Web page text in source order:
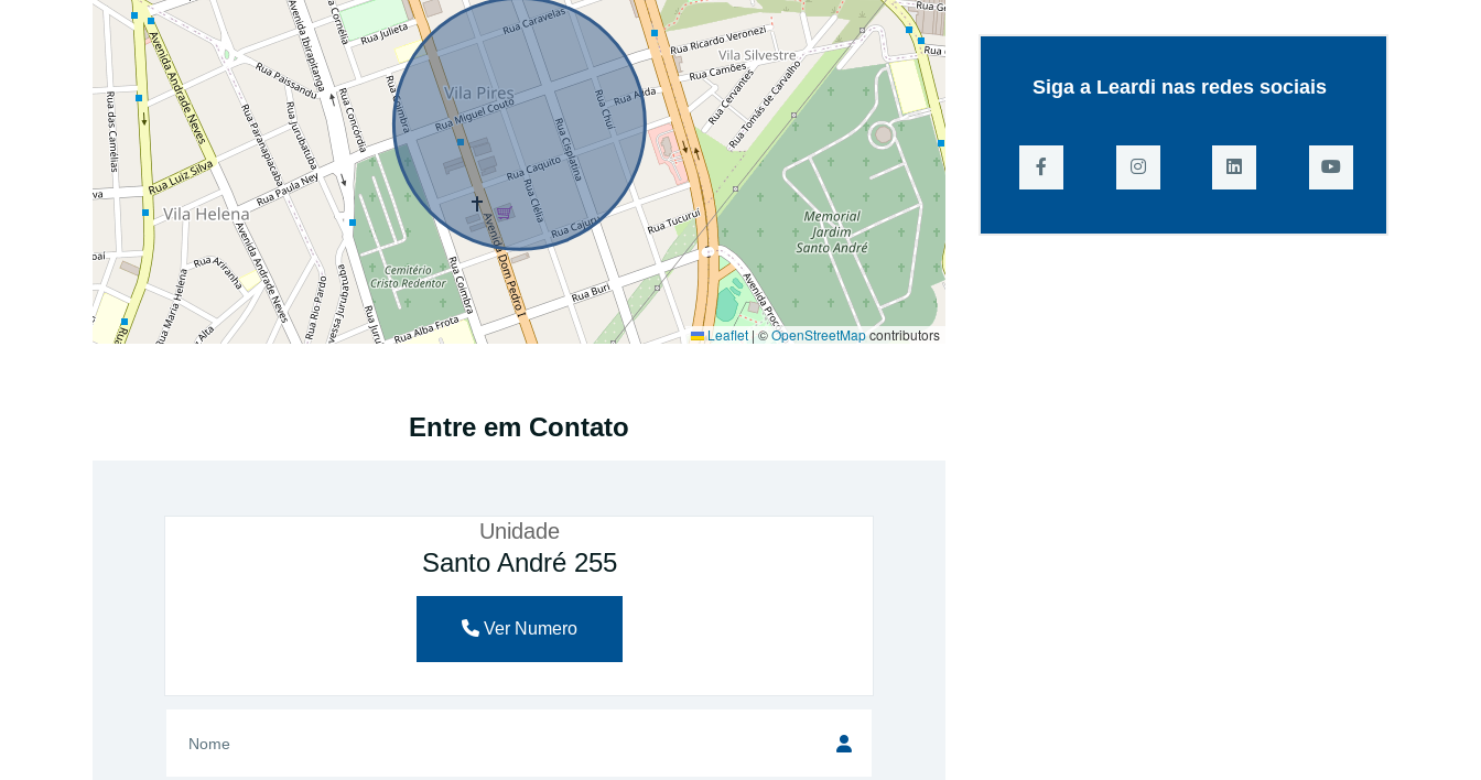
Leaflet |©OpenStreetMapcontributors
Entre em Contato
Unidade
Santo André 255
Ver Numero
Siga a Leardi nas redes sociais